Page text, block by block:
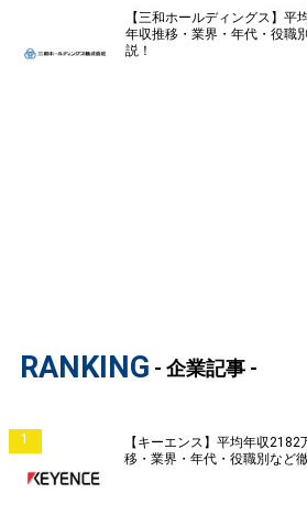
【三和ホールディングス】平
年収推移・業界・年代・役職
説！
RANKING - 企業記事 -
1
【キーエンス】平均年収2182
移・業界・年代・役職別など